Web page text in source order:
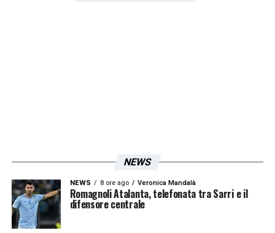
NEWS
NEWS 8 ore ago Veronica Mandalà
Romagnoli Atalanta, telefonata tra Sarri e il
difensore centrale